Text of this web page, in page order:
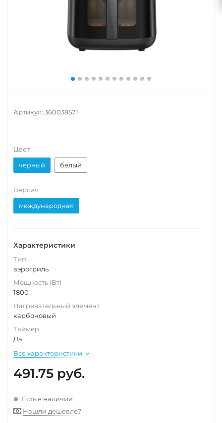
Артикул: 360038571
Цвет
черный
белый
Версия
международная
Характеристики
Тип
аэрогриль
Мощность (Вт)
1800
Нагревательный элемент
карбоновый
Таймер
Да
Все характеристики
491.75 руб.
Есть в наличии
Нашли дешевле?